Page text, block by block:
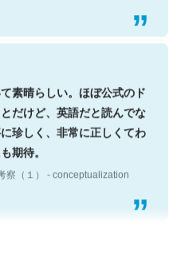
素晴らしい。ほぼ公式のド
だけど、英語だと読んでな
珍しく、非常に正しくてわ
期待。
察（１） - conceptualization